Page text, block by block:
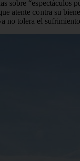
sobre
atente contra su
no tolera el